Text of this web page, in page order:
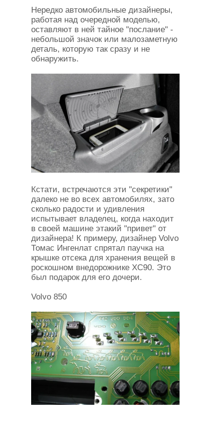
Нередко автомобильные дизайнеры,
работая над очередной моделью,
оставляют в ней тайное "послание" -
небольшой значок или малозаметную
деталь, которую так сразу и не
обнаружить.
Кстати, встречаются эти "секретики"
далеко не во всех автомобилях, зато
сколько радости и удивления
испытывает владелец, когда находит
в своей машине этакий "привет" от
дизайнера! К примеру, дизайнер Volvo
Томас Ингенлат спрятал паучка на
крышке отсека для хранения вещей в
роскошном внедорожнике XC90. Это
был подарок для его дочери.
Volvo 850